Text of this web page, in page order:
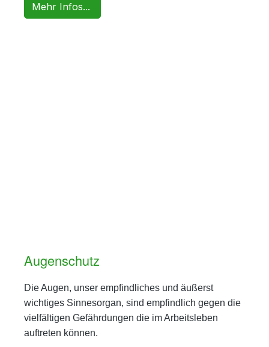
Mehr Infos...
Augenschutz
Die Augen, unser empfindliches und äußerst
wichtiges Sinnesorgan, sind empfindlich gegen die
vielfältigen Gefährdungen die im Arbeitsleben
auftreten können.